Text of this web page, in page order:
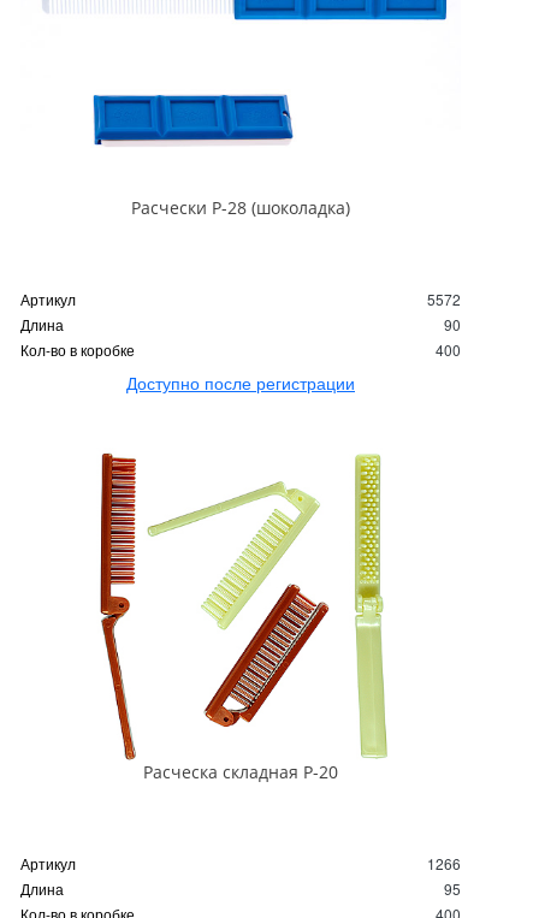
Расчески Р-28 (шоколадка)
Артикул
5572
Длина
90
Кол-во в коробке
400
Доступно после регистрации
Расческа складная Р-20
Артикул
1266
Длина
95
Кол-во в коробке
400